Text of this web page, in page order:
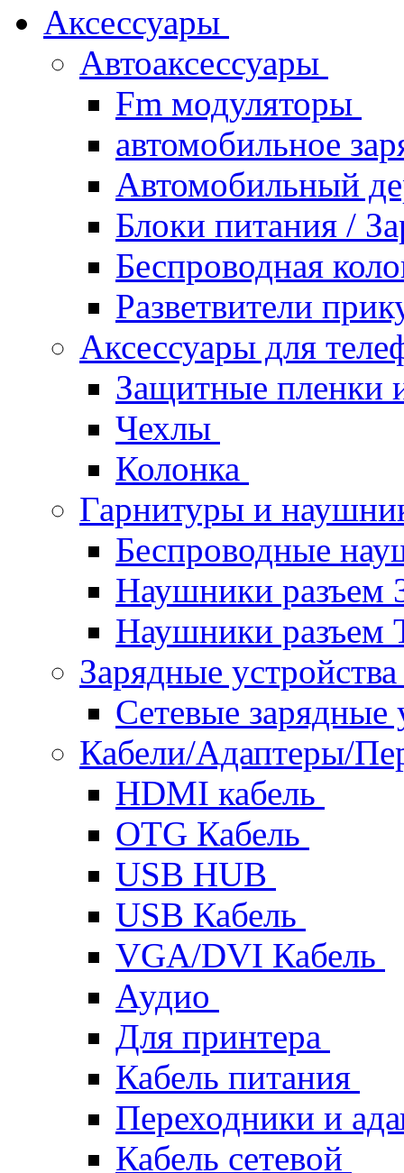
Аксессуары
Автоаксессуары
Fm модуляторы
автомобильное
Автомобильный
Блоки питания /
Беспроводная
Разветвители
Аксессуары для
Защитные пленки
Чехлы
Колонка
Гарнитуры и
Беспроводные
Наушники разъем
Наушники разъем
Зарядные
Сетевые зарядные
Кабели/Адаптеры/
HDMI кабель
OTG Кабель
USB HUB
USB Кабель
VGA/DVI Кабель
Аудио
Для принтера
Кабель питания
Переходники и
Кабель сетевой